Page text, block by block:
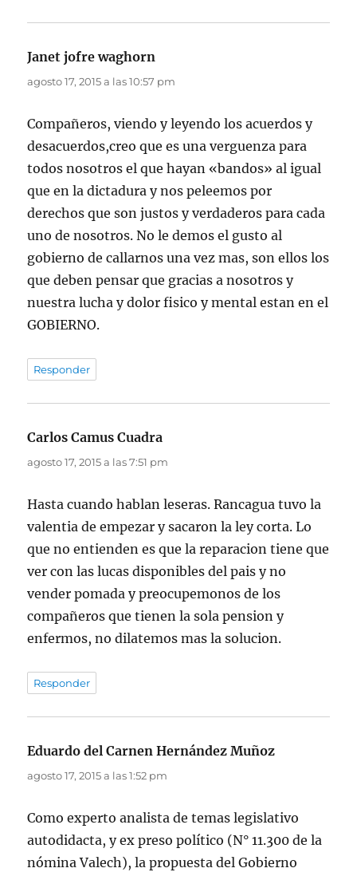
Janet jofre waghorn
agosto 17, 2015 a las 10:57 pm
Compañeros, viendo y leyendo los acuerdos y
desacuerdos,creo que es una verguenza para
todos nosotros el que hayan «bandos» al igual
que en la dictadura y nos peleemos por
derechos que son justos y verdaderos para cada
uno de nosotros. No le demos el gusto al
gobierno de callarnos una vez mas, son ellos los
que deben pensar que gracias a nosotros y
nuestra lucha y dolor fisico y mental estan en el
GOBIERNO.
Responder
Carlos Camus Cuadra
agosto 17, 2015 a las 7:51 pm
Hasta cuando hablan leseras. Rancagua tuvo la
valentia de empezar y sacaron la ley corta. Lo
que no entienden es que la reparacion tiene que
ver con las lucas disponibles del pais y no
vender pomada y preocupemonos de los
compañeros que tienen la sola pension y
enfermos, no dilatemos mas la solucion.
Responder
Eduardo del Carnen Hernández Muñoz
agosto 17, 2015 a las 1:52 pm
Como experto analista de temas legislativo
autodidacta, y ex preso político (N° 11.300 de la
nómina Valech), la propuesta del Gobierno